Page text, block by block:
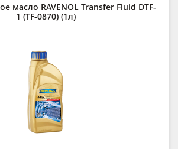
масло RAVENOL Transfer Fluid DTF-
1 (TF-0870) (1л)